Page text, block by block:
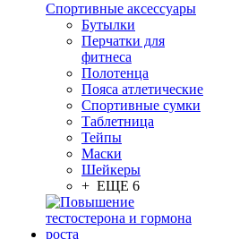
Спортивные аксессуары
Бутылки
Перчатки для
фитнеса
Полотенца
Пояса атлетические
Спортивные сумки
Таблетница
Тейпы
Маски
Шейкеры
+ ЕЩЕ 6